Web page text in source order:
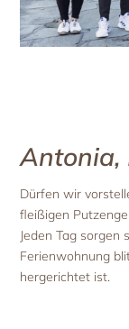
Antonia,
Dürfen wir
fleißigen
Jeden Tag sorgen
Ferienwohnung
hergerichtet ist.